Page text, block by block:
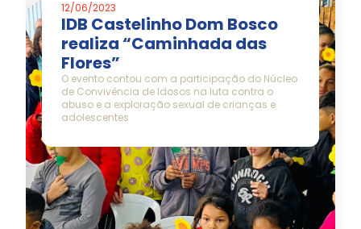
12/06/2023
IDB Castelinho Dom Bosco
realiza “Caminhada das
Flores”
O evento contou com a participação do Núcleo
de Convivência de Idosos na luta contra o
abuso e a exploração sexual de crianças e
adolescentes